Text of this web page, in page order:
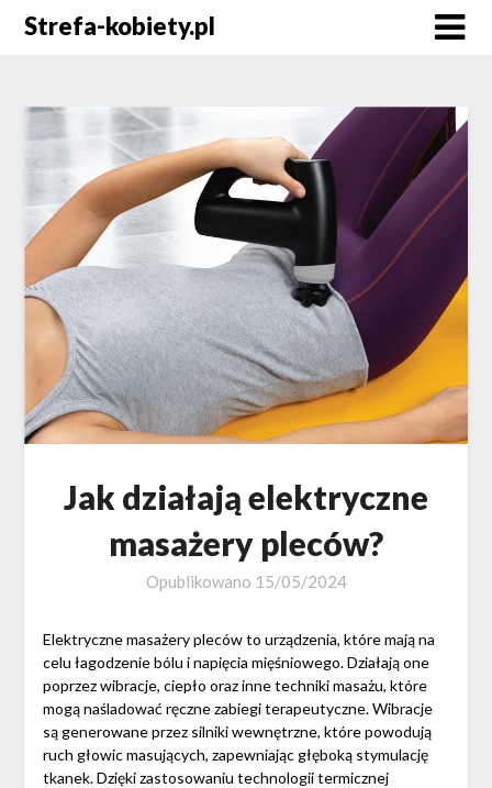
SkipStrefa-kobiety.pl
Jak działają elektryczne
masażery pleców?
Opublikowano 15/05/2024
Elektryczne masażery pleców to urządzenia, które mają na
celu łagodzenie bólu i napięcia mięśniowego. Działają one
poprzez wibracje, ciepło oraz inne techniki masażu, które
mogą naśladować ręczne zabiegi terapeutyczne. Wibracje
są generowane przez silniki wewnętrzne, które powodują
ruch głowic masujących, zapewniając głęboką stymulację
tkanek. Dzięki zastosowaniu technologii termicznej